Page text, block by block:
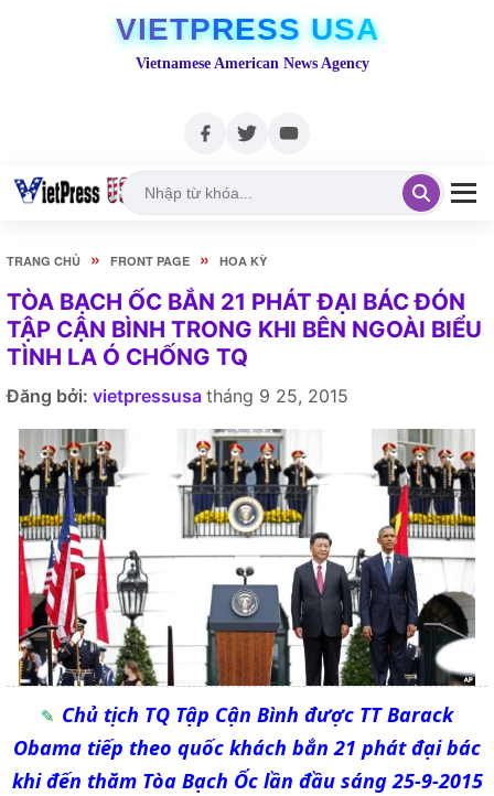
VIETPRESS USA
Vietnamese American News Agency
TRANG CHỦ » FRONT PAGE » HOA KỲ
TÒA BẠCH ỐC BẮN 21 PHÁT ĐẠI BÁC ĐÓN
TẬP CẬN BÌNH TRONG KHI BÊN NGOÀI BIỂU
TÌNH LA Ó CHỐNG TQ
Đăng bởi: vietpressusa tháng 9 25, 2015
Chủ tịch TQ Tập Cận Bình được TT Barack
Obama tiếp theo quốc khách bắn 21 phát đại bác
khi đến thăm Tòa Bạch Ốc lần đầu sáng 25-9-2015